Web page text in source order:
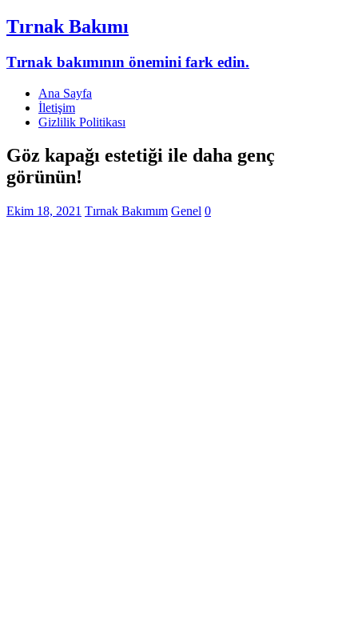
Tırnak Bakımı
Tırnak bakımının önemini fark edin.
Ana Sayfa
İletişim
Gizlilik Politikası
Göz kapağı estetiği ile daha genç
görünün!
Ekim 18, 2021 Tırnak Bakımım Genel 0